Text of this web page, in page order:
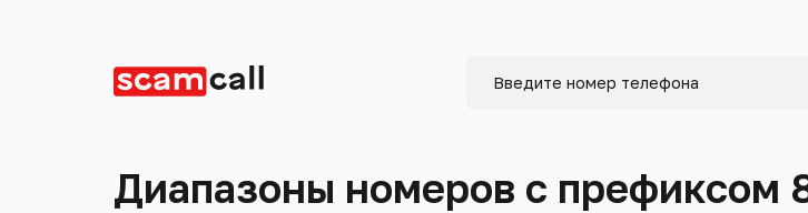
Диапазоны номеров с префиксом